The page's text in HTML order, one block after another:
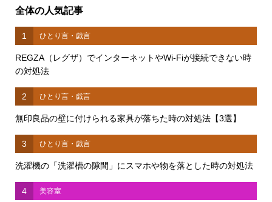
全体の人気記事
1 ひとり言・戯言
REGZA（レグザ）でインターネットやWi-Fiが接続できない時
の対処法
2 ひとり言・戯言
無印良品の壁に付けられる家具が落ちた時の対処法【3選】
3 ひとり言・戯言
洗濯機の「洗濯槽の隙間」にスマホや物を落とした時の対処法
4 美容室